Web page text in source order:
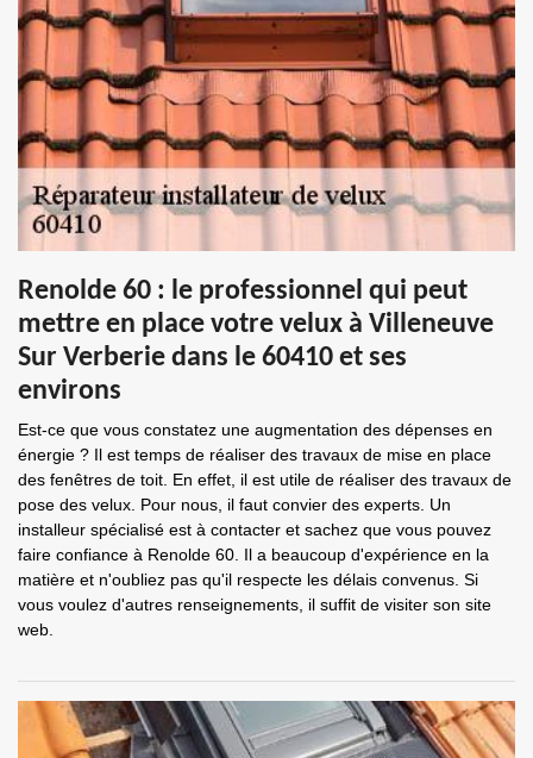
Renolde 60 : le professionnel qui peut
mettre en place votre velux à Villeneuve
Sur Verberie dans le 60410 et ses
environs
Est-ce que vous constatez une augmentation des dépenses en
énergie ? Il est temps de réaliser des travaux de mise en place
des fenêtres de toit. En effet, il est utile de réaliser des travaux de
pose des velux. Pour nous, il faut convier des experts. Un
installeur spécialisé est à contacter et sachez que vous pouvez
faire confiance à Renolde 60. Il a beaucoup d'expérience en la
matière et n'oubliez pas qu'il respecte les délais convenus. Si
vous voulez d'autres renseignements, il suffit de visiter son site
web.